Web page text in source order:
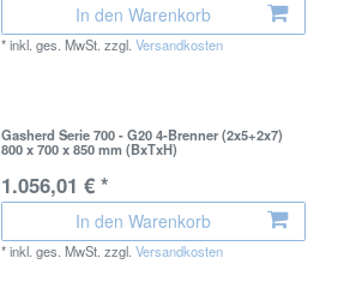
In den Warenkorb
*inkl. ges. MwSt. zzgl.Versandkosten
Gasherd Serie 700 - G20 4-Brenner (2x5+2x7)
800 x 700 x 850 mm (BxTxH)
1.056,01 € *
In den Warenkorb
*inkl. ges. MwSt. zzgl.Versandkosten